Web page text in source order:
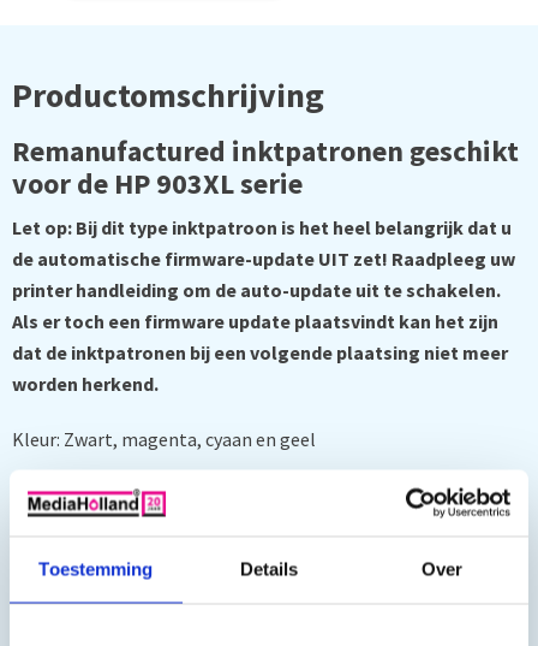
Toestemming Details Over
Productomschrijving
Remanufactured inktpatronen geschikt
voor de HP 903XL serie
Let op: Bij dit type inktpatroon is het heel belangrijk dat u
de automatische firmware-update UIT zet! Raadpleeg uw
printer handleiding om de auto-update uit te schakelen.
Als er toch een firmware update plaatsvindt kan het zijn
dat de inktpatronen bij een volgende plaatsing niet meer
worden herkend.
Kleur: Zwart, magenta, cyaan en geel
Inhoud:
Geschikt voor: